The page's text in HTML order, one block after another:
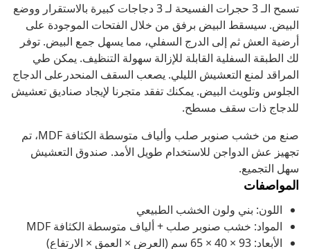
تسمح الـ 3 حجرات الفسيحة لـ 3 دجاجات كبيرة بالاستقرار ووضع
البيض. سيسقط البيض برفق من خلال الفتحات الموجودة على
أرضية العش ثم إلى الدرج السفلي، مما يسهل جمع البيض. توفر
لك الطبقة السفلية القابلة للإزالة سهولة التنظيف. يمكن طي
المراقد لمنع التعشيش الليلي. يصعب السقف المنحدرعلى الدجاج
الجلوس وتلويث البيض. يمكنك تفقد متجرنا لإيجاد صناديق تعشيش
للدجاج ذات سقف مسطح.
صنع من خشب صنوبر صلب وألياف متوسطة الكثافة MDF، تم
تجهيز عش الدواجن للاستخدام طويل الأمد. صندوق التعشيش
سهل التجميع.
المواصفات
اللون: بني ولون الخشب الطبيعي
المواد: خشب صنوبر صلب + ألياف متوسطة الكثافة MDF
الأبعاد: 93 × 40 × 65 سم (العرض × العمق × الارتفاع)